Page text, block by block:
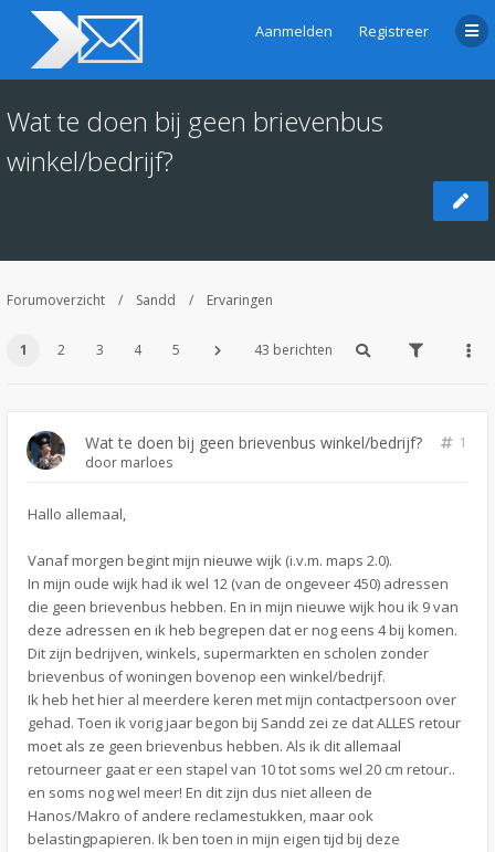
Aanmelden Registreer
Wat te doen bij geen brievenbus
winkel/bedrijf?
Forumoverzicht Sandd Ervaringen
1 2 3 4 5 43 berichten
Wat te doen bij geen brievenbus winkel/bedrijf?
1
door marloes
Hallo allemaal,
Vanaf morgen begint mijn nieuwe wijk (i.v.m. maps 2.0).
In mijn oude wijk had ik wel 12 (van de ongeveer 450) adressen
die geen brievenbus hebben. En in mijn nieuwe wijk hou ik 9 van
deze adressen en ik heb begrepen dat er nog eens 4 bij komen.
Dit zijn bedrijven, winkels, supermarkten en scholen zonder
brievenbus of woningen bovenop een winkel/bedrijf.
Ik heb het hier al meerdere keren met mijn contactpersoon over
gehad. Toen ik vorig jaar begon bij Sandd zei ze dat ALLES retour
moet als ze geen brievenbus hebben. Als ik dit allemaal
retourneer gaat er een stapel van 10 tot soms wel 20 cm retour..
en soms nog wel meer! En dit zijn dus niet alleen de
Hanos/Makro of andere reclamestukken, maar ook
belastingpapieren. Ik ben toen in mijn eigen tijd bij deze